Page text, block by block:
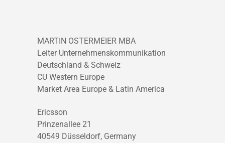
MARTIN OSTERMEIER MBA
Leiter Unternehmenskommunikation
Deutschland & Schweiz
CU Western Europe
Market Area Europe & Latin America
Ericsson
Prinzenallee 21
40549 Düsseldorf, Germany